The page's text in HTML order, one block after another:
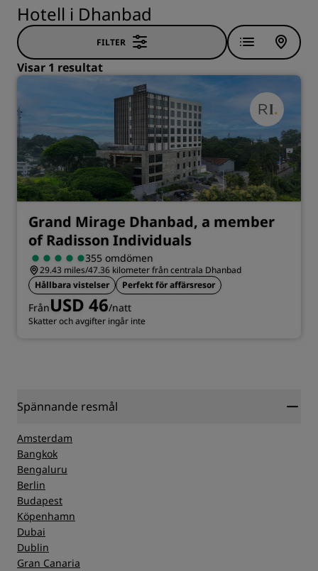
Hotell i Dhanbad
FILTER
Visar 1 resultat
Grand Mirage Dhanbad, a member
of Radisson Individuals
355 omdömen
29.43 miles/47.36 kilometer från centrala Dhanbad
Hållbara vistelser
Perfekt för affärsresor
FrånUSD 46/natt
Skatter och avgifter ingår inte
Spännande resmål
Amsterdam
Bangkok
Bengaluru
Berlin
Budapest
Köpenhamn
Dubai
Dublin
Gran Canaria